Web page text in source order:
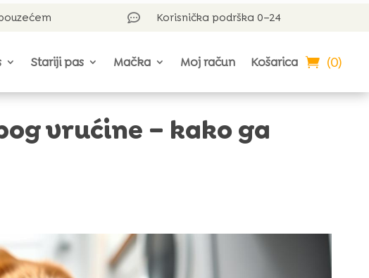
 Korisnička podrška 0–24
Stariji pas Mačka Moj račun Košarica (0)
vrućine – kako ga